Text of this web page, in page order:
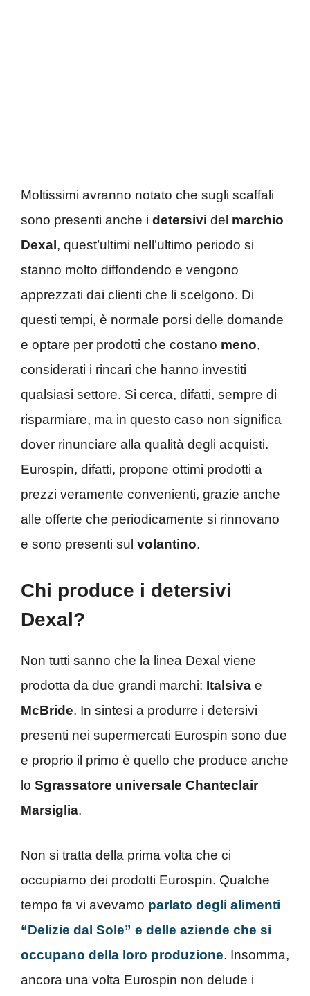
Moltissimi avranno notato che sugli scaffali
sono presenti anche i detersivi del marchio
Dexal, quest’ultimi nell’ultimo periodo si
stanno molto diffondendo e vengono
apprezzati dai clienti che li scelgono. Di
questi tempi, è normale porsi delle domande
e optare per prodotti che costano meno,
considerati i rincari che hanno investiti
qualsiasi settore. Si cerca, difatti, sempre di
risparmiare, ma in questo caso non significa
dover rinunciare alla qualità degli acquisti.
Eurospin, difatti, propone ottimi prodotti a
prezzi veramente convenienti, grazie anche
alle offerte che periodicamente si rinnovano
e sono presenti sul volantino.
Chi produce i detersivi
Dexal?
Non tutti sanno che la linea Dexal viene
prodotta da due grandi marchi: Italsiva e
McBride. In sintesi a produrre i detersivi
presenti nei supermercati Eurospin sono due
e proprio il primo è quello che produce anche
lo Sgrassatore universale Chanteclair
Marsiglia.
Non si tratta della prima volta che ci
occupiamo dei prodotti Eurospin. Qualche
tempo fa vi avevamo parlato degli alimenti
“Delizie dal Sole” e delle aziende che si
occupano della loro produzione. Insomma,
ancora una volta Eurospin non delude i